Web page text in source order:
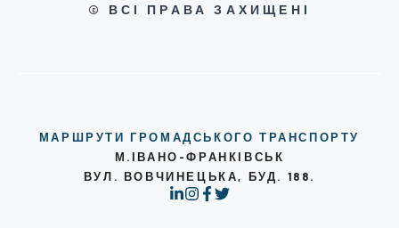
© ВСІ ПРАВА ЗАХИЩЕНІ
МАРШРУТИ ГРОМАДСЬКОГО ТРАНСПОРТУ
М.ІВАНО-ФРАНКІВСЬК
ВУЛ. ВОВЧИНЕЦЬКА, БУД. 188.